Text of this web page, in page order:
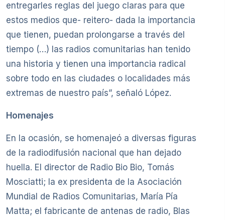
entregarles reglas del juego claras para que
estos medios que- reitero- dada la importancia
que tienen, puedan prolongarse a través del
tiempo (…) las radios comunitarias han tenido
una historia y tienen una importancia radical
sobre todo en las ciudades o localidades más
extremas de nuestro país”, señaló López.
Homenajes
En la ocasión, se homenajeó a diversas figuras
de la radiodifusión nacional que han dejado
huella. El director de Radio Bio Bio, Tomás
Mosciatti; la ex presidenta de la Asociación
Mundial de Radios Comunitarias, María Pía
Matta; el fabricante de antenas de radio, Blas